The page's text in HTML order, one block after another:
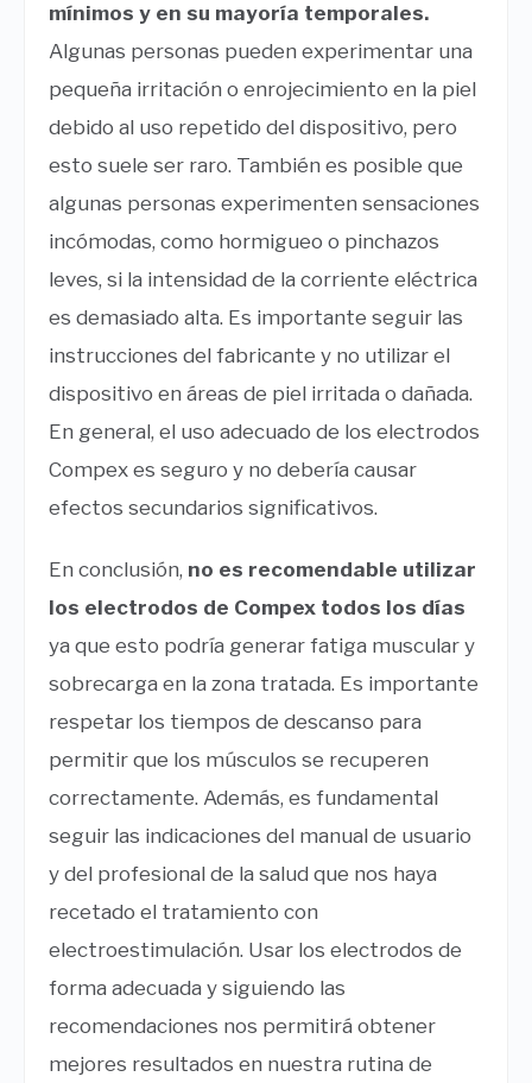
mínimos y en su mayoría temporales.
Algunas personas pueden experimentar una
pequeña irritación o enrojecimiento en la piel
debido al uso repetido del dispositivo, pero
esto suele ser raro. También es posible que
algunas personas experimenten sensaciones
incómodas, como hormigueo o pinchazos
leves, si la intensidad de la corriente eléctrica
es demasiado alta. Es importante seguir las
instrucciones del fabricante y no utilizar el
dispositivo en áreas de piel irritada o dañada.
En general, el uso adecuado de los electrodos
Compex es seguro y no debería causar
efectos secundarios significativos.
En conclusión, no es recomendable utilizar
los electrodos de Compex todos los días
ya que esto podría generar fatiga muscular y
sobrecarga en la zona tratada. Es importante
respetar los tiempos de descanso para
permitir que los músculos se recuperen
correctamente. Además, es fundamental
seguir las indicaciones del manual de usuario
y del profesional de la salud que nos haya
recetado el tratamiento con
electroestimulación. Usar los electrodos de
forma adecuada y siguiendo las
recomendaciones nos permitirá obtener
mejores resultados en nuestra rutina de